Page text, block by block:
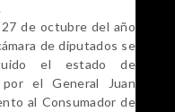
de octubre del año
de diputados se
el estado de
el General Juan
al Consumador de